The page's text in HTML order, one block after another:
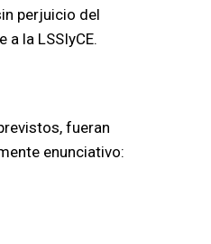
perjuicio del
la LSSIyCE.
fueran
enunciativo: